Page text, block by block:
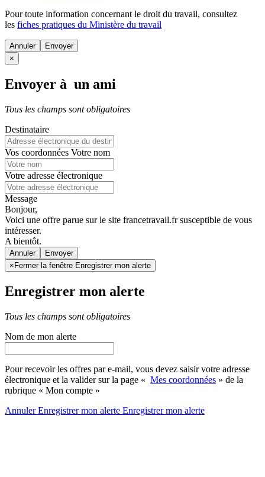
Pour toute information concernant le droit du travail, consultez
les fiches pratiques du Ministère du travail
Annuler
×
Envoyer à un ami
Tous les champs sont obligatoires
Destinataire
Vos coordonnées Votre nom
Votre adresse électronique
Message
Bonjour,
Voici une offre parue sur le site francetravail.fr susceptible de vous
intéresser.
A bientôt.
Annuler
× Fermer la fenêtre Enregistrer mon alerte
Enregistrer mon alerte
Tous les champs sont obligatoires
Nom de mon alerte
Pour recevoir les offres par e-mail, vous devez saisir votre adresse
électronique et la valider sur la page « Mes coordonnées » de la
rubrique « Mon compte »
AnnulerEnregistrer mon alerte Enregistrermon alerte